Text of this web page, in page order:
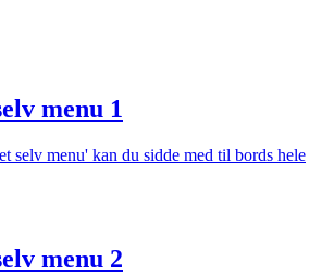
menu 1
selv menu' kan du sidde med til bords hele
menu 2